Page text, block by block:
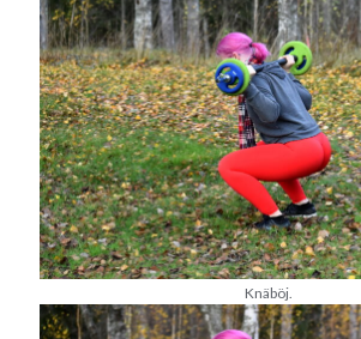
oktober 2025
september 2025
augusti 2025
juli 2025
juni 2025
maj 2025
april 2025
mars 2025
februari 2025
januari 2025
november 2024
Knäböj.